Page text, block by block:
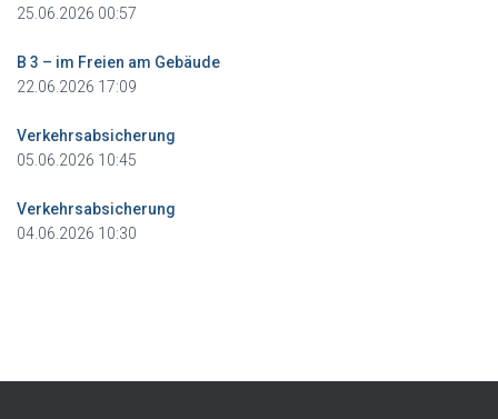
25.06.2026 00:57
B 3 – im Freien am Gebäude
22.06.2026 17:09
Verkehrsabsicherung
05.06.2026 10:45
Verkehrsabsicherung
04.06.2026 10:30